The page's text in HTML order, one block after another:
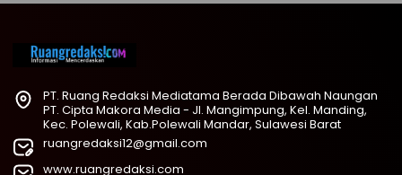
PT. Ruang Redaksi Mediatama Berada Dibawah Naungan
PT. Cipta Makora Media - Jl. Mangimpung, Kel. Manding,
Kec. Polewali, Kab.Polewali Mandar, Sulawesi Barat
ruangredaksi12@gmail.com
www.ruangredaksi.com